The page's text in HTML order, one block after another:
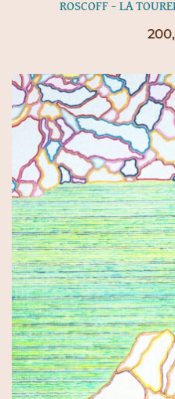
ROSCOFF – LA